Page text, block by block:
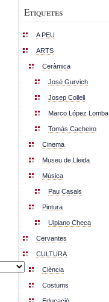
Etiquetes
A PEU
ARTS
Ceràmica
José Gurvich
Josep Collell
Marco López Lomba
Tomás Cacheiro
Cinema
Museu de Lleida
Música
Pau Casals
Pintura
Ulpiano Checa
Cervantes
CULTURA
Ciència
Costums